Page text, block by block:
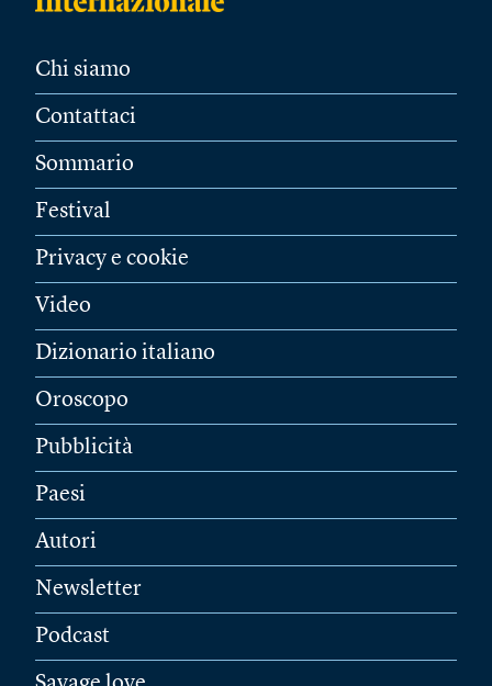
Chi siamo
Contattaci
Sommario
Festival
Privacy e cookie
Video
Dizionario italiano
Oroscopo
Pubblicità
Paesi
Autori
Newsletter
Podcast